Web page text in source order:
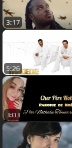
3:17
5:26
3:03